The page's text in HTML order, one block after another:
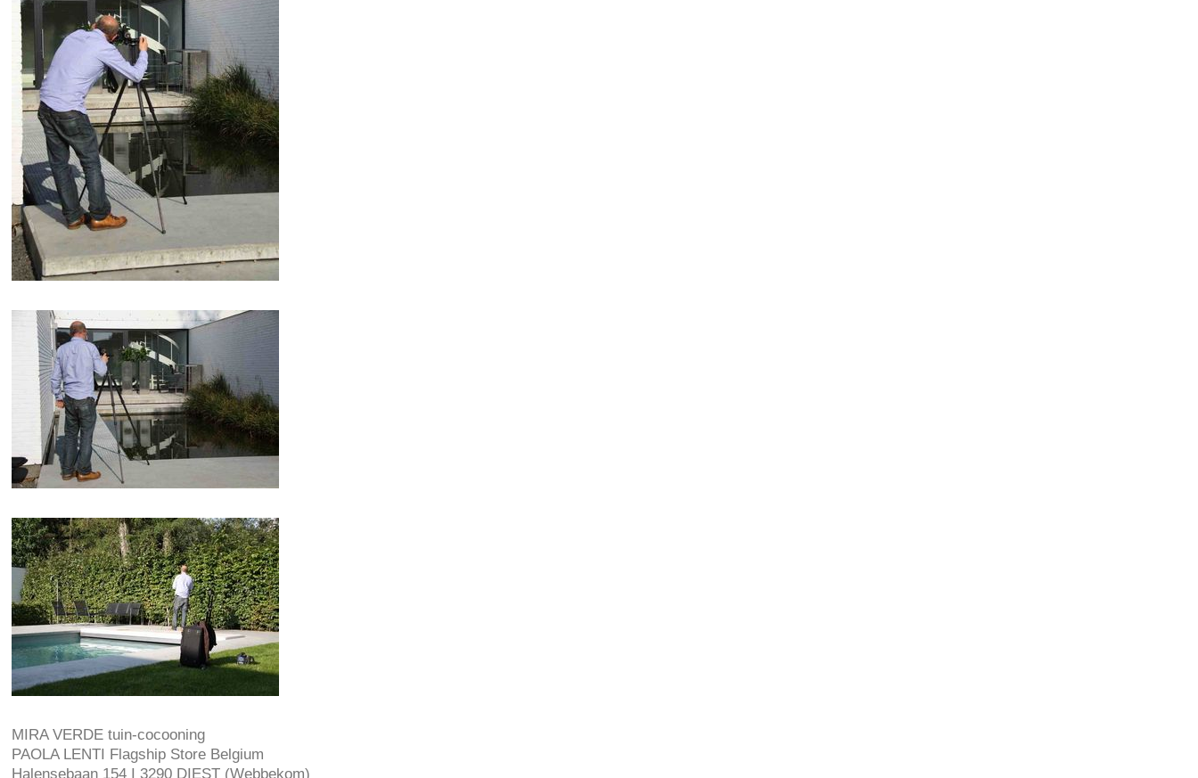
MIRA VERDE tuin-cocooning
PAOLA LENTI Flagship Store Belgium
Halensebaan 154 I 3290 DIEST (Webbekom)